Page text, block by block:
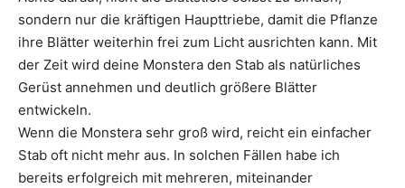
sondern nur die kräftigen Haupttriebe, damit die Pflanze
ihre Blätter weiterhin frei zum Licht ausrichten kann. Mit
der Zeit wird deine Monstera den Stab als natürliches
Gerüst annehmen und deutlich größere Blätter
entwickeln.
Wenn die Monstera sehr groß wird, reicht ein einfacher
Stab oft nicht mehr aus. In solchen Fällen habe ich
bereits erfolgreich mit mehreren, miteinander